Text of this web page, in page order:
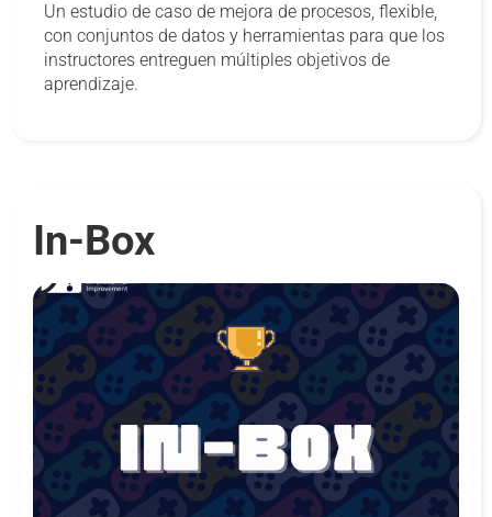
Un estudio de caso de mejora de procesos, flexible,
con conjuntos de datos y herramientas para que los
instructores entreguen múltiples objetivos de
aprendizaje.
In-Box